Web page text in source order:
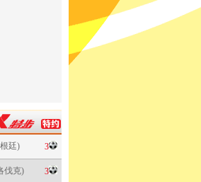
廷) 3
伐克) 3